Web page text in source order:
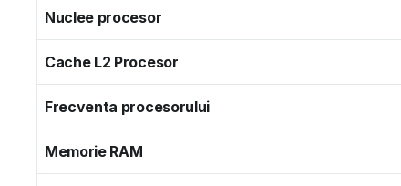
Nuclee procesor
Cache L2 Procesor
Frecventa procesorului
Memorie RAM